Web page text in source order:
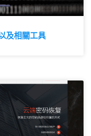
及相關工具